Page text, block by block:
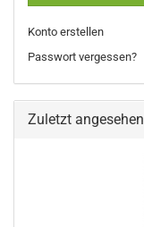
Konto erstellen
Passwort vergessen?
Zuletzt angesehen